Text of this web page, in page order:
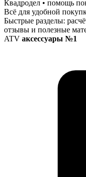
Квадродел • помощь
Всё для удобной
Быстрые разделы:
отзывы и полезные
ATV аксессуары №1